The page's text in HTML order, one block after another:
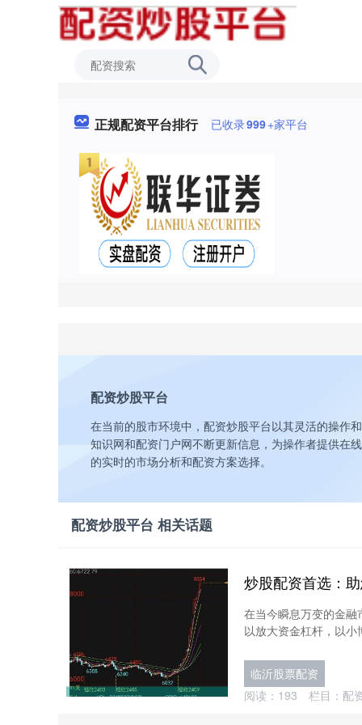
正规配资平台排行 已收录999+家平台
配资炒股平台
在当前的股市环境中，配资炒股平台以其灵活的操作
知识网和配资门户网不断更新信息，为操作者提供在
的实时的市场分析和配资方案选择。
配资炒股平台 相关话题
炒股配资首选：
在当今瞬息万变的金
以放大资金杠杆，以
临沂股票配资
阅读： 193 栏目： 配